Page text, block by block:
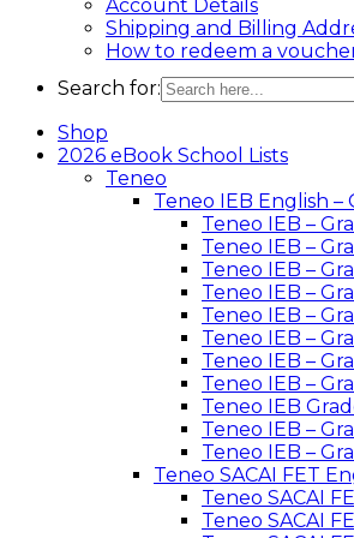
Account Details
Shipping and Billing
How to redeem a
Search for:
Shop
2026 eBook School Lists
Teneo
Teneo IEB English –
Teneo IEB –
Teneo IEB –
Teneo IEB –
Teneo IEB –
Teneo IEB –
Teneo IEB –
Teneo IEB –
Teneo IEB –
Teneo IEB
Teneo IEB –
Teneo IEB –
Teneo SACAI FET
Teneo SACAI
Teneo SACAI